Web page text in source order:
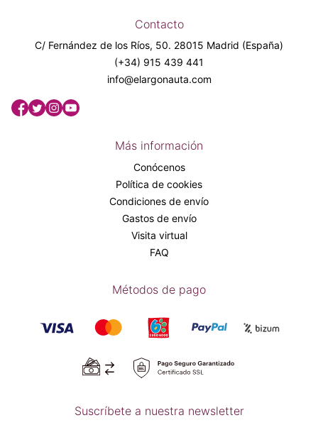
Contacto
C/ Fernández de los Ríos, 50. 28015 Madrid (España)
(+34) 915 439 441
info@elargonauta.com
Más información
Conócenos
Política de cookies
Condiciones de envío
Gastos de envío
Visita virtual
FAQ
Métodos de pago
Suscríbete a nuestra newsletter